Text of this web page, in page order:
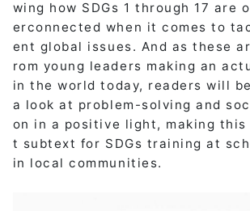
wing how SDGs 1 through 17 are
erconnected when it comes to
ent global issues. And as these
rom young leaders making an
in the world today, readers will
a look at problem-solving and
on in a positive light, making this
t subtext for SDGs training at
in local communities.